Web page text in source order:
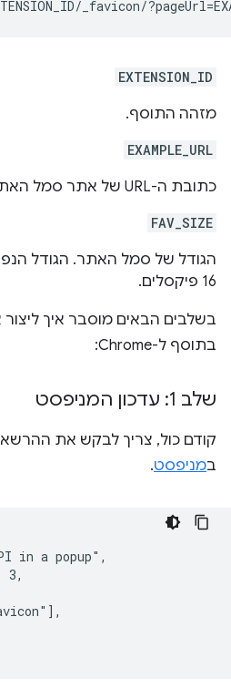
EXTENSION_ID
מזהה התוסף.
EXAMPLE_URL
כתובת ה-URL של אתר סמל האתר.
FAV_SIZE
16 פיקסלים.
בתוסף ל-Chrome:
שלב 1: עדכון המניפסט
קודם כול, צריך לבקש את
במניפסט.
in a popup",
3,